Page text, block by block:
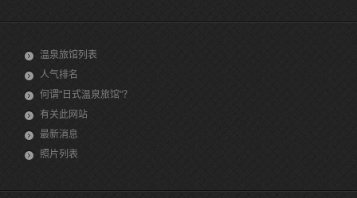
温泉旅馆列表
人气排名
何谓"日式温泉旅馆"？
有关此网站
最新消息
照片列表